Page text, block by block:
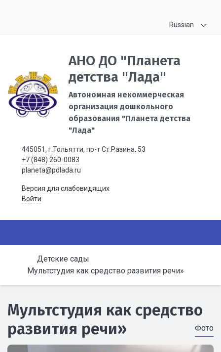
Russian
АНО ДО "Планета
детства "Лада"
Автономная некоммерческая
организация дошкольного
образования "Планета детства
"Лада"
445051, г.Тольятти, пр-т Ст.Разина, 53
+7 (848) 260-0083
planeta@pdlada.ru
Версия для слабовидящих
Войти
Детские сады
Мультстудия как средство развития речи»
Мультстудия как средство
развития речи»
Фото